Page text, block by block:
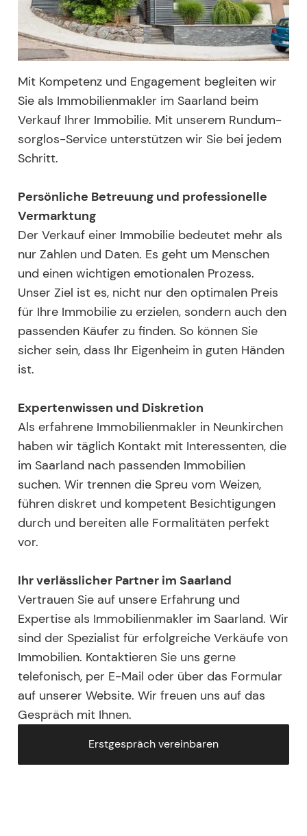
Mit Kompetenz und Engagement begleiten wir
Sie als Immobilienmakler im Saarland beim
Verkauf Ihrer Immobilie. Mit unserem Rundum-
sorglos-Service unterstützen wir Sie bei jedem
Schritt.
Persönliche Betreuung und professionelle
Vermarktung
Der Verkauf einer Immobilie bedeutet mehr als
nur Zahlen und Daten. Es geht um Menschen
und einen wichtigen emotionalen Prozess.
Unser Ziel ist es, nicht nur den optimalen Preis
für Ihre Immobilie zu erzielen, sondern auch den
passenden Käufer zu finden. So können Sie
sicher sein, dass Ihr Eigenheim in guten Händen
ist.
Expertenwissen und Diskretion
Als erfahrene Immobilienmakler in Neunkirchen
haben wir täglich Kontakt mit Interessenten, die
im Saarland nach passenden Immobilien
suchen. Wir trennen die Spreu vom Weizen,
führen diskret und kompetent Besichtigungen
durch und bereiten alle Formalitäten perfekt
vor.
Ihr verlässlicher Partner im Saarland
Vertrauen Sie auf unsere Erfahrung und
Expertise als Immobilienmakler im Saarland. Wir
sind der Spezialist für erfolgreiche Verkäufe von
Immobilien. Kontaktieren Sie uns gerne
telefonisch, per E-Mail oder über das Formular
auf unserer Website. Wir freuen uns auf das
Gespräch mit Ihnen.
Erstgespräch vereinbaren